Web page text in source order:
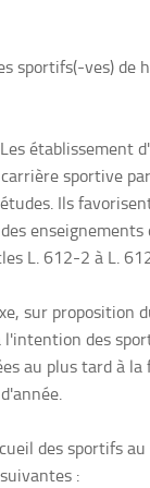
sportifs(-ves) de
établissement
sportive
Ils
L. 612-2 à L.
sur proposition
des
au plus tard à
des sportifs
: